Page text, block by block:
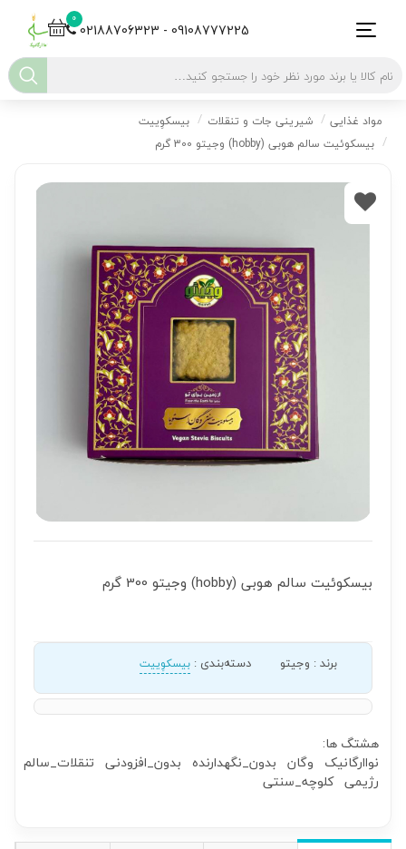
0
02188706323 - 09108777225
مواد غذایی شیرینی جات و تنقلات
بیسکوِییت
بیسکوئیت سالم هوبی (hobby) وجیتو 300 گرم
بیسکوئیت سالم هوبی (hobby) وجیتو 300 گرم
برند: وجیتو دسته‌بندی : بیسکوِییت
هشتگ ها:
نواارگانیک وگان بدون_نگهدارنده بدون_افزودنی تنقلات_سالم
رژیمی کلوچه_سنتی